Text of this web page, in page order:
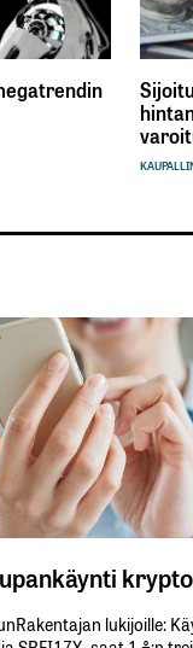
lukijoille: